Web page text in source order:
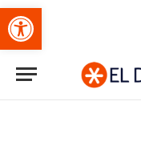
Obre la barra d'eines